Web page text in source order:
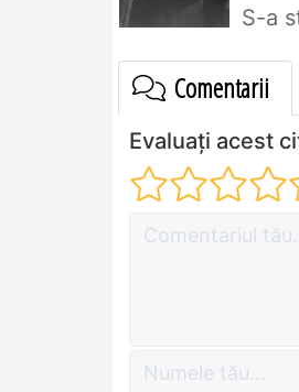
S-a
Comentarii
Evaluați acest